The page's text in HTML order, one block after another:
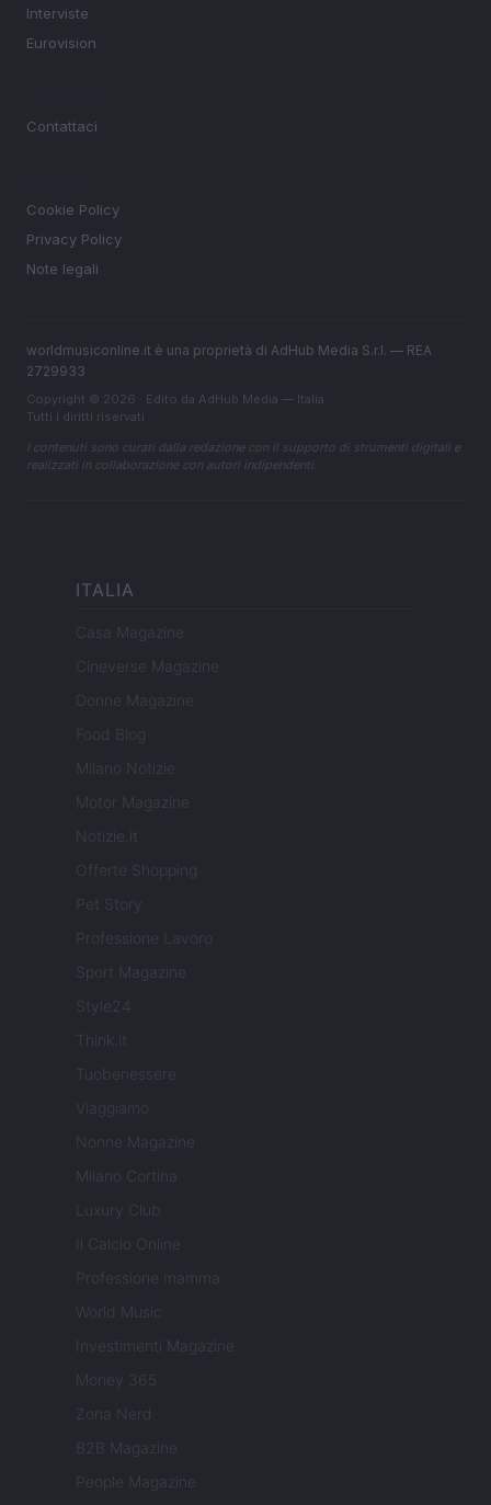
Interviste
Eurovision
Contattaci
Cookie Policy
Privacy Policy
Note legali
worldmusiconline.it è una proprietà di AdHub Media S.r.l. — REA
2729933
Copyright © 2026 · Edito da AdHub Media — Italia
Tutti i diritti riservati
I contenuti sono curati dalla redazione con il supporto di strumenti digitali e
realizzati in collaborazione con autori indipendenti.
ITALIA
Casa Magazine
Cineverse Magazine
Donne Magazine
Food Blog
Milano Notizie
Motor Magazine
Notizie.it
Offerte Shopping
Pet Story
Professione Lavoro
Sport Magazine
Style24
Think.it
Tuobenessere
Viaggiamo
Nonne Magazine
Milano Cortina
Luxury Club
Il Calcio Online
Professione mamma
World Music
Investimenti Magazine
Money 365
Zona Nerd
B2B Magazine
People Magazine